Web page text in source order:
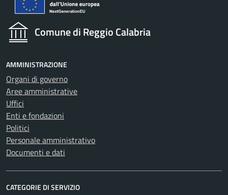
Comune di Reggio Calabria
AMMINISTRAZIONE
Organi di governo
Aree amministrative
Uffici
Enti e fondazioni
Politici
Personale amministrativo
Documenti e dati
CATEGORIE DI SERVIZIO